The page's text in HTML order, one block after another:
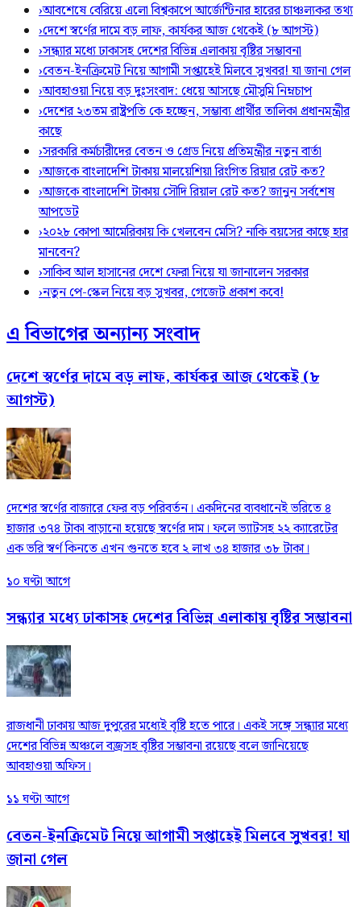
›আবশেষে বেরিয়ে এলো বিশ্বকাপে আর্জেন্টিনার হারের চাঞ্চল্যকর তথ্য
›দেশে স্বর্ণের দামে বড় লাফ, কার্যকর আজ থেকেই (৮ আগস্ট)
›সন্ধ্যার মধ্যে ঢাকাসহ দেশের বিভিন্ন এলাকায় বৃষ্টির সম্ভাবনা
›বেতন-ইনক্রিমেট নিয়ে আগামী সপ্তাহেই মিলবে সুখবর! যা জানা গেল
›আবহাওয়া নিয়ে বড় দুঃসংবাদ: ধেয়ে আসছে মৌসুমি নিম্নচাপ
›দেশের ২৩তম রাষ্ট্রপতি কে হচ্ছেন, সম্ভাব্য প্রার্থীর তালিকা প্রধানমন্ত্রীর
কাছে
›সরকারি কর্মচারীদের বেতন ও গ্রেড নিয়ে প্রতিমন্ত্রীর নতুন বার্তা
›আজকে বাংলাদেশি টাকায় মালয়েশিয়া রিংগিত রিয়ার রেট কত?
›আজকে বাংলাদেশি টাকায় সৌদি রিয়াল রেট কত? জানুন সর্বশেষ
আপডেট
›২০২৮ কোপা আমেরিকায় কি খেলবেন মেসি? নাকি বয়সের কাছে হার
মানবেন?
›সাকিব আল হাসানের দেশে ফেরা নিয়ে যা জানালেন সরকার
›নতুন পে-স্কেল নিয়ে বড় সুখবর, গেজেট প্রকাশ কবে!
এ বিভাগের অন্যান্য সংবাদ
দেশে স্বর্ণের দামে বড় লাফ, কার্যকর আজ থেকেই (৮
আগস্ট)
দেশের স্বর্ণের বাজারে ফের বড় পরিবর্তন। একদিনের ব্যবধানেই ভরিতে ৪
হাজার ৩৭৪ টাকা বাড়ানো হয়েছে স্বর্ণের দাম। ফলে ভ্যাটসহ ২২ ক্যারেটের
এক ভরি স্বর্ণ কিনতে এখন গুনতে হবে ২ লাখ ৩৪ হাজার ৩৮ টাকা।
১০ ঘণ্টা আগে
সন্ধ্যার মধ্যে ঢাকাসহ দেশের বিভিন্ন এলাকায় বৃষ্টির সম্ভাবনা
রাজধানী ঢাকায় আজ দুপুরের মধ্যেই বৃষ্টি হতে পারে। একই সঙ্গে সন্ধ্যার মধ্যে
দেশের বিভিন্ন অঞ্চলে বজ্রসহ বৃষ্টির সম্ভাবনা রয়েছে বলে জানিয়েছে
আবহাওয়া অফিস।
১১ ঘণ্টা আগে
বেতন-ইনক্রিমেট নিয়ে আগামী সপ্তাহেই মিলবে সুখবর! যা
জানা গেল